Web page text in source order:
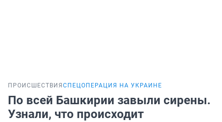
ПРОИСШЕСТВИЯ СПЕЦОПЕРАЦИЯ НА УКРАИНЕ
По всей Башкирии завыли сирены.
Узнали, что происходит